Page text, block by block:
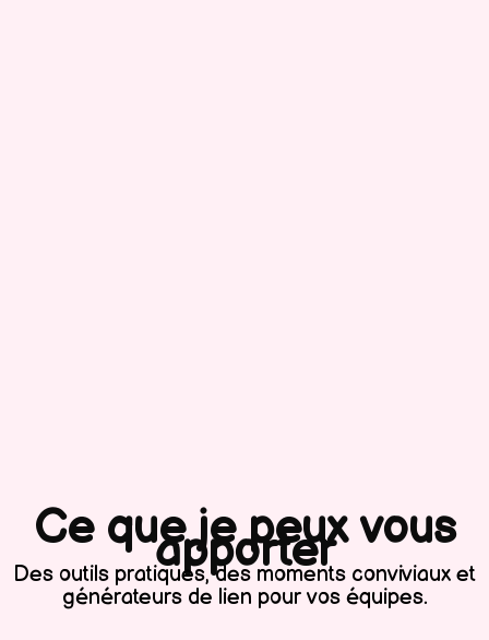
Ce que je peux vous
apporter
Des outils pratiques, des moments conviviaux et
générateurs de lien pour vos équipes.